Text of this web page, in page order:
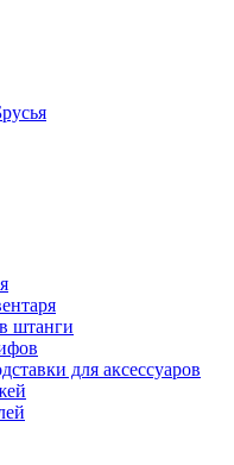
штанги
для аксессуаров